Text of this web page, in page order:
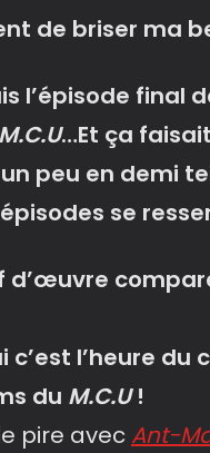
de briser ma
l’épisode final
M.C.U…Et ça
peu en demi
se
l’heure du
du M.C.U!
pire avec Ant-